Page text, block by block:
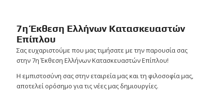
7η Έκθεση Ελλήνων Κατασκευαστών
Επίπλου
Σας ευχαριστούμε που μας τιμήσατε με την παρουσία σας
στην 7η Έκθεση Ελλήνων Κατασκευαστών Επίπλου!
Η εμπιστοσύνη σας στην εταιρεία μας και τη φιλοσοφία μας,
αποτελεί ορόσημο για τις νέες μας δημιουργίες.